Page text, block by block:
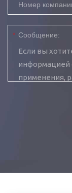
Номер
* Сообщение: